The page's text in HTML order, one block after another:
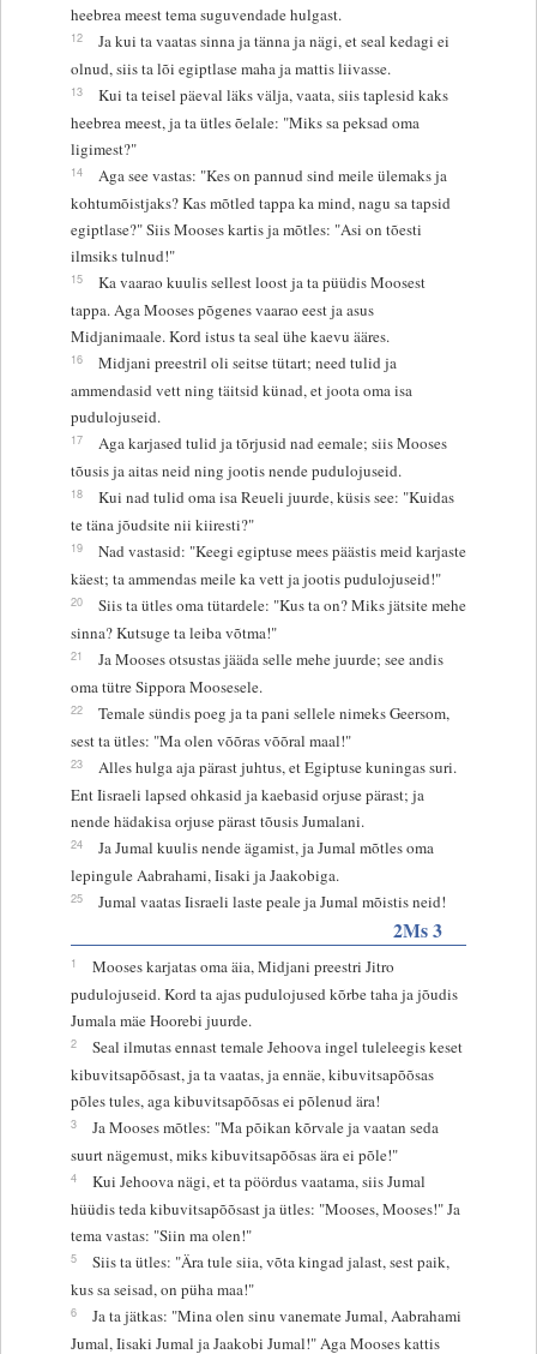
heebrea meest tema suguvendade hulgast.
12
Ja kui ta vaatas sinna ja tänna ja nägi, et seal kedagi ei
olnud, siis ta lõi egiptlase maha ja mattis liivasse.
13
Kui ta teisel päeval läks välja, vaata, siis taplesid kaks
heebrea meest, ja ta ütles õelale: "Miks sa peksad oma
ligimest?"
14
Aga see vastas: "Kes on pannud sind meile ülemaks ja
kohtumõistjaks? Kas mõtled tappa ka mind, nagu sa tapsid
egiptlase?" Siis Mooses kartis ja mõtles: "Asi on tõesti
ilmsiks tulnud!"
15
Ka vaarao kuulis sellest loost ja ta püüdis Moosest
tappa. Aga Mooses põgenes vaarao eest ja asus
Midjanimaale. Kord istus ta seal ühe kaevu ääres.
16
Midjani preestril oli seitse tütart; need tulid ja
ammendasid vett ning täitsid künad, et joota oma isa
pudulojuseid.
17
Aga karjased tulid ja tõrjusid nad eemale; siis Mooses
tõusis ja aitas neid ning jootis nende pudulojuseid.
18
Kui nad tulid oma isa Reueli juurde, küsis see: "Kuidas
te täna jõudsite nii kiiresti?"
19
Nad vastasid: "Keegi egiptuse mees päästis meid karjaste
käest; ta ammendas meile ka vett ja jootis pudulojuseid!"
20
Siis ta ütles oma tütardele: "Kus ta on? Miks jätsite mehe
sinna? Kutsuge ta leiba võtma!"
21
Ja Mooses otsustas jääda selle mehe juurde; see andis
oma tütre Sippora Moosesele.
22
Temale sündis poeg ja ta pani sellele nimeks Geersom,
sest ta ütles: "Ma olen võõras võõral maal!"
23
Alles hulga aja pärast juhtus, et Egiptuse kuningas suri.
Ent Iisraeli lapsed ohkasid ja kaebasid orjuse pärast; ja
nende hädakisa orjuse pärast tõusis Jumalani.
24
Ja Jumal kuulis nende ägamist, ja Jumal mõtles oma
lepingule Aabrahami, Iisaki ja Jaakobiga.
25 Jumal vaatas Iisraeli laste peale ja Jumal mõistis neid!
2Ms 3
1
Mooses karjatas oma äia, Midjani preestri Jitro
pudulojuseid. Kord ta ajas pudulojused kõrbe taha ja jõudis
Jumala mäe Hoorebi juurde.
2
Seal ilmutas ennast temale Jehoova ingel tuleleegis keset
kibuvitsapõõsast, ja ta vaatas, ja ennäe, kibuvitsapõõsas
põles tules, aga kibuvitsapõõsas ei põlenud ära!
3
Ja Mooses mõtles: "Ma põikan kõrvale ja vaatan seda
suurt nägemust, miks kibuvitsapõõsas ära ei põle!"
4
Kui Jehoova nägi, et ta pöördus vaatama, siis Jumal
hüüdis teda kibuvitsapõõsast ja ütles: "Mooses, Mooses!" Ja
tema vastas: "Siin ma olen!"
5
Siis ta ütles: "Ära tule siia, võta kingad jalast, sest paik,
kus sa seisad, on püha maa!"
6
Ja ta jätkas: "Mina olen sinu vanemate Jumal, Aabrahami
Jumal, Iisaki Jumal ja Jaakobi Jumal!" Aga Mooses kattis